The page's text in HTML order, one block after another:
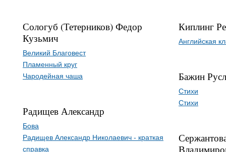
Сологуб (Тетерников) Федор
Кузьмич
Великий Благовест
Пламенный круг
Чародейная чаша
Радищев Александр
Бова
Радищев Александр Николаевич - краткая
справка
Киплинг
Английская
Бажин
Стихи
Стихи